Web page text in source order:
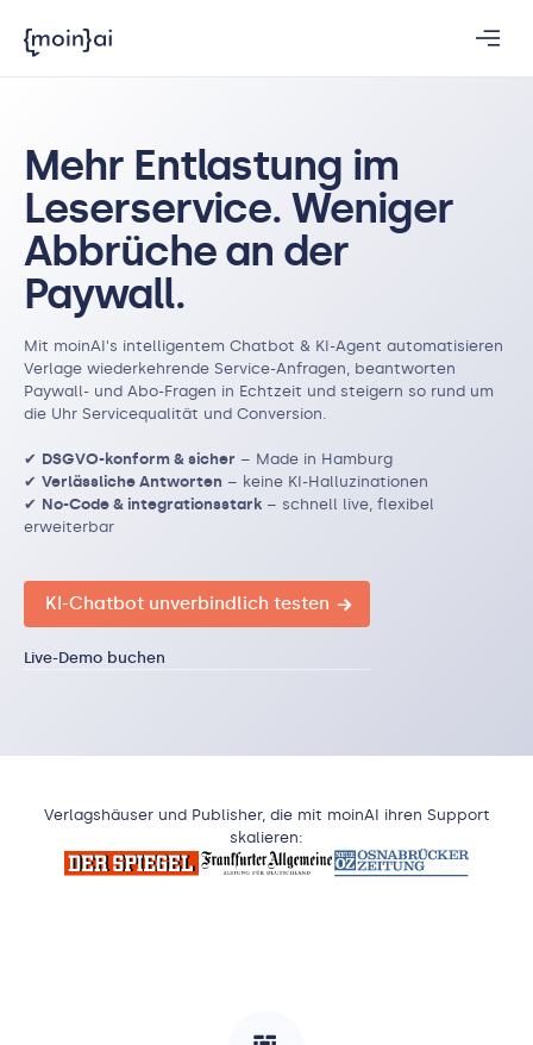
Mehr Entlastung im
Leserservice. Weniger
Abbrüche an der
Paywall.
Mit moinAI's intelligentem Chatbot & KI-Agent automatisieren
Verlage wiederkehrende Service-Anfragen, beantworten
Paywall- und Abo-Fragen in Echtzeit und steigern so rund um
die Uhr Servicequalität und Conversion.
✔ DSGVO-konform & sicher – Made in Hamburg
✔ Verlässliche Antworten – keine KI-Halluzinationen
✔ No-Code & integrationsstark – schnell live, flexibel
erweiterbar
KI-Chatbot unverbindlich testen →
Live-Demo buchen
Verlagshäuser und Publisher, die mit moinAI ihren Support
skalieren: